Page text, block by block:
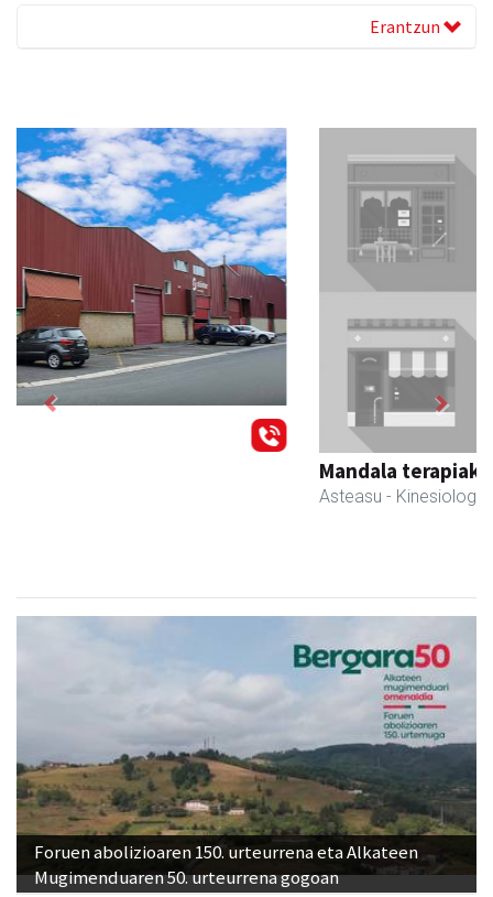
Erantzun
Previous Next
Foruen abolizioaren 150. urteurrena eta Alkateen
Mugimenduaren 50. urteurrena gogoan